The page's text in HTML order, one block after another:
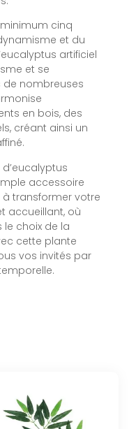
cinq
et du
artificiel
et se
nombreuses
en bois, des
créant ainsi un
accessoire
à transformer votre
accueillant, où
choix de la
cette plante
vos invités par